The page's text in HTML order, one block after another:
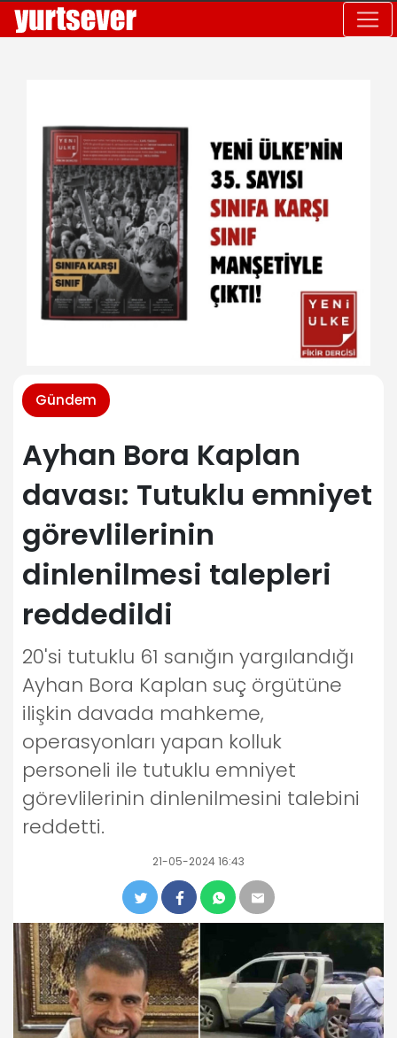
Gündem
Ayhan Bora Kaplan
davası: Tutuklu emniyet
görevlilerinin
dinlenilmesi talepleri
reddedildi
20'si tutuklu 61 sanığın yargılandığı
Ayhan Bora Kaplan suç örgütüne
ilişkin davada mahkeme,
operasyonları yapan kolluk
personeli ile tutuklu emniyet
görevlilerinin dinlenilmesini talebini
reddetti.
21-05-2024 16:43